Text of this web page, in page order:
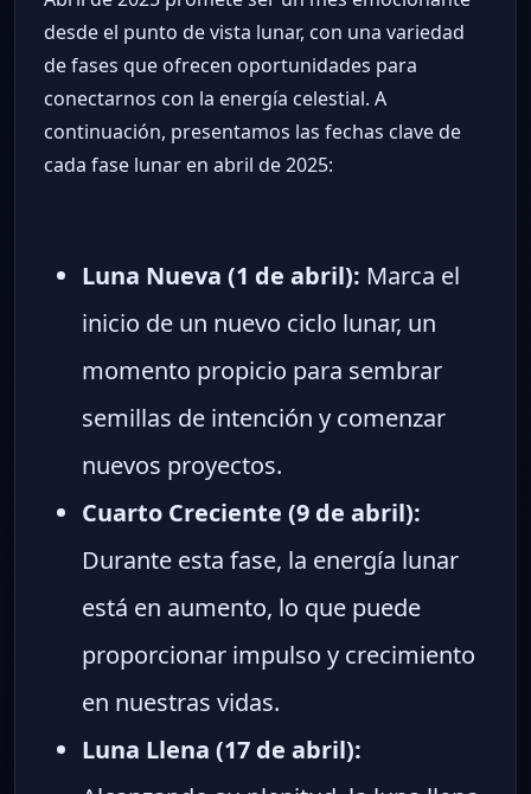
desde el punto de vista lunar, con una variedad
de fases que ofrecen oportunidades para
conectarnos con la energía celestial. A
continuación, presentamos las fechas clave de
cada fase lunar en abril de 2025:
Luna Nueva (1 de abril): Marca el
inicio de un nuevo ciclo lunar, un
momento propicio para sembrar
semillas de intención y comenzar
nuevos proyectos.
Cuarto Creciente (9 de abril):
Durante esta fase, la energía lunar
está en aumento, lo que puede
proporcionar impulso y crecimiento
en nuestras vidas.
Luna Llena (17 de abril):